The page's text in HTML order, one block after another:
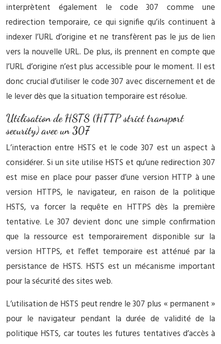
interprètent également le code 307 comme une
redirection temporaire, ce qui signifie qu’ils continuent à
indexer l’URL d’origine et ne transfèrent pas le jus de lien
vers la nouvelle URL. De plus, ils prennent en compte que
l’URL d’origine n’est plus accessible pour le moment. Il est
donc crucial d’utiliser le code 307 avec discernement et de
le lever dès que la situation temporaire est résolue.
Utilisation de HSTS (HTTP strict transport
security) avec un 307
L’interaction entre HSTS et le code 307 est un aspect à
considérer. Si un site utilise HSTS et qu’une redirection 307
est mise en place pour passer d’une version HTTP à une
version HTTPS, le navigateur, en raison de la politique
HSTS, va forcer la requête en HTTPS dès la première
tentative. Le 307 devient donc une simple confirmation
que la ressource est temporairement disponible sur la
version HTTPS, et l’effet temporaire est atténué par la
persistance de HSTS. HSTS est un mécanisme important
pour la sécurité des sites web.
L’utilisation de HSTS peut rendre le 307 plus « permanent »
pour le navigateur pendant la durée de validité de la
politique HSTS, car toutes les futures tentatives d’accès à